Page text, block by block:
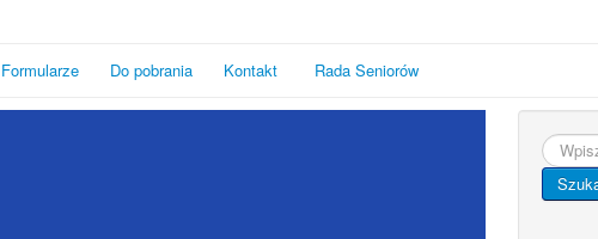
Formularze Do pobrania Kontakt Rada Seniorów